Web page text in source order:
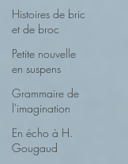
Histoires de bric
et de broc
Petite nouvelle
en suspens
Grammaire de
l'imagination
En écho à H.
Gougaud